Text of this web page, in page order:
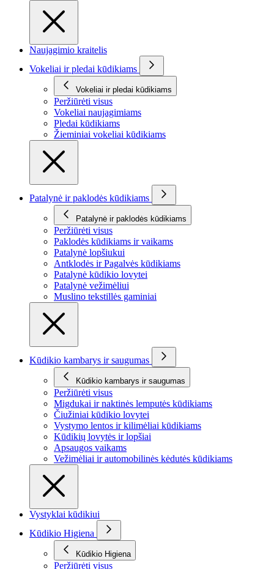
Naujagimio kraitelis
Vokeliai ir pledai kūdikiams
Vokeliai ir pledai kūdikiams
Peržiūrėti visus
Vokeliai naujagimiams
Pledai kūdikiams
Žieminiai vokeliai kūdikiams
Patalynė ir paklodės kūdikiams
Patalynė ir paklodės kūdikiams
Peržiūrėti visus
Paklodės kūdikiams ir vaikams
Patalynė lopšiukui
Antklodės ir Pagalvės kūdikiams
Patalynė kūdikio lovytei
Patalynė vežimėliui
Muslino tekstillės gaminiai
Kūdikio kambarys ir saugumas
Kūdikio kambarys ir saugumas
Peržiūrėti visus
Migdukai ir naktinės lemputės kūdikiams
Čiužiniai kūdikio lovytei
Vystymo lentos ir kilimėliai kūdikiams
Kūdikių lovytės ir lopšiai
Apsaugos vaikams
Vežimėliai ir automobilinės kėdutės kūdikiams
Vystyklai kūdikiui
Kūdikio Higiena
Kūdikio Higiena
Peržiūrėti visus